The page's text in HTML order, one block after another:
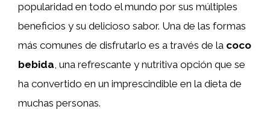
popularidad en todo el mundo por sus múltiples
beneficios y su delicioso sabor. Una de las formas
más comunes de disfrutarlo es a través de la coco
bebida, una refrescante y nutritiva opción que se
ha convertido en un imprescindible en la dieta de
muchas personas.